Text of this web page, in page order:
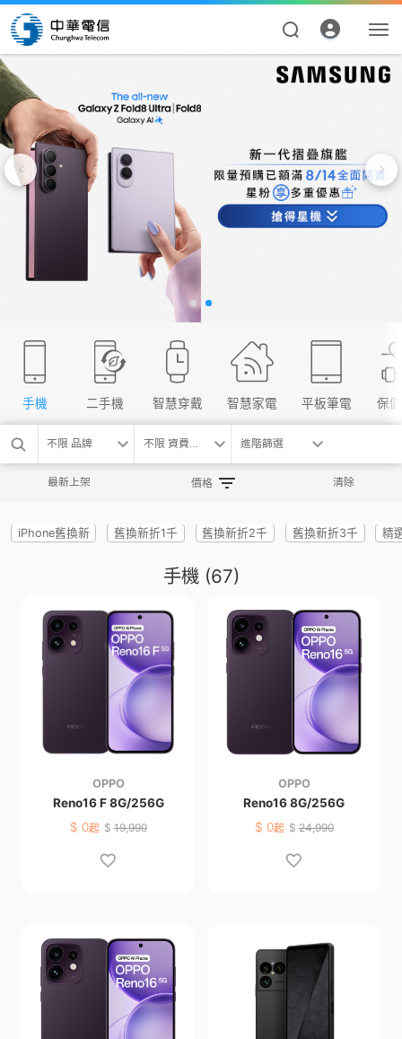
資費合約
申請查詢
我的帳號
手機 二手機 智慧穿戴 智慧家電 平板筆電 保
不限 品牌 進階篩選
最新上架 價格 清除
iPhone舊換新 舊換新折1千 舊換新折2千 舊換新折3千 精
手機 (67)
OPPO
Reno16 F 8G/256G
$ 0起 $19,990
OPPO
Reno16 8G/256G
$ 0起 $24,990